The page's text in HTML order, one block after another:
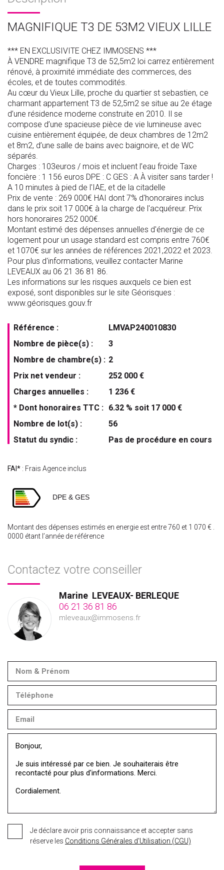
MAGNIFIQUE T3 DE 53M2 VIEUX LILLE
*** EN EXCLUSIVITE CHEZ IMMOSENS ***
À VENDRE magnifique T3 de 52,5m2 loi carrez entièrement
rénové, à proximité immédiate des commerces, des
écoles, et de toutes commodités.
Au cœur du Vieux Lille, proche du quartier st sebastien, ce
charmant appartement T3 de 52,5m2 se situe au 2e étage
d’une résidence moderne construite en 2010. Il se
compose d’une spacieuse pièce de vie lumineuse avec
cuisine entièrement équipée, de deux chambres de 12m2
et 8m2, d’une salle de bains avec baignoire, et de WC
séparés.
Charges : 103euros / mois et incluent l’eau froide Taxe
foncière : 1 156 euros DPE : C GES : A À visiter sans tarder !
A 10 minutes à pied de l'IAE, et de la citadelle
Prix de vente : 269 000€ HAI dont 7% d'honoraires inclus
dans le prix soit 17 000€ à la charge de l'acquéreur. Prix
hors honoraires 252 000€.
Montant estimé des dépenses annuelles d'énergie de ce
logement pour un usage standard est compris entre 760€
et 1070€ sur les années de références 2021,2022 et 2023.
Pour plus d'informations, veuillez contacter Marine
LEVEAUX au 06 21 36 81 86.
Les informations sur les risques auxquels ce bien est
exposé, sont disponibles sur le site Géorisques :
www.géorisques.gouv.fr
Référence :
LMVAP240010830
Nombre de pièce(s) :
3
Nombre de chambre(s) : 2
Prix net vendeur :
252 000 €
Charges annuelles :
1 236 €
* Dont honoraires TTC : 6.32 % soit 17 000 €
Nombre de lot(s) :
56
Statut du syndic :
Pas de procédure en cours
FAI* : Frais Agence inclus
DPE & GES
Montant des dépenses estimés en energie est entre 760 et 1 070 € .
0000 étant l’année de référence
Contactez votre conseiller
Marine LEVEAUX- BERLEQUE
06 21 36 81 86
mleveaux@immosens.fr
Je déclare avoir pris connaissance et accepter sans
réserve les Conditions Générales d'Utilisation (CGU)